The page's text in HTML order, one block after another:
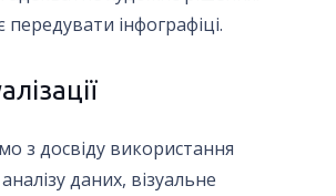
передувати інфографіці.
з досвіду використання
аналізу даних, візуальне